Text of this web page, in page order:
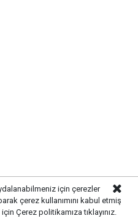
için çerezler
çerez kullanımını kabul etmiş
için Çerez politikamıza tıklayınız.